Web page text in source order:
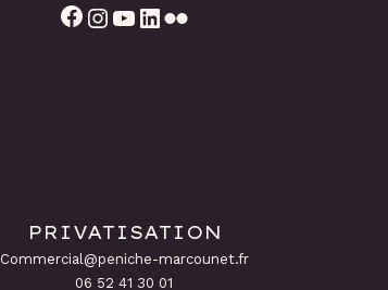
PRIVATISATION
Commercial@peniche-marcounet.fr
06 52 41 30 01